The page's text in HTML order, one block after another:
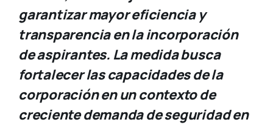
garantizar mayor eficiencia y
transparencia en la incorporación
de aspirantes. La medida busca
fortalecer las capacidades de la
corporación en un contexto de
creciente demanda de seguridad en